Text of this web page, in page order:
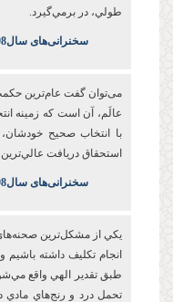
طولي، در برمي‌گيرد.
سخنرانی‌های سال1398
می‌توان گفت عام‌ترين
عالَم، آن است که زمينه
با انتخاب صحيح
استحقاق دريافت
سخنرانی‌های سال1398
يکي از مشکل‌ترين
انجام تکليف داشته
طبق تقدير الهي واقع
تحمل درد و رنج‌هاي مادي